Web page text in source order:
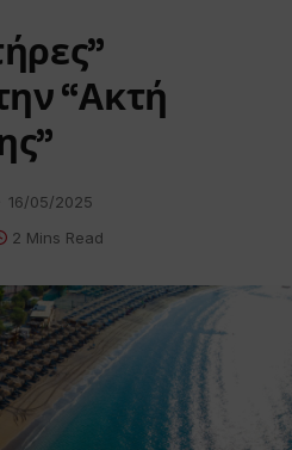
“Ακτή
16/05/2025
2 Mins Read